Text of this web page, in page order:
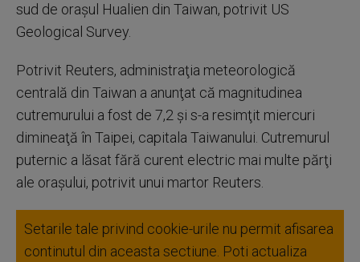
sud de oraşul Hualien din Taiwan, potrivit US
Geological Survey.
Potrivit Reuters, administraţia meteorologică
centrală din Taiwan a anunţat că magnitudinea
cutremurului a fost de 7,2 şi s-a resimţit miercuri
dimineaţă în Taipei, capitala Taiwanului. Cutremurul
puternic a lăsat fără curent electric mai multe părţi
ale oraşului, potrivit unui martor Reuters.
Setarile tale privind cookie-urile nu permit afisarea
continutul din aceasta sectiune. Poti actualiza